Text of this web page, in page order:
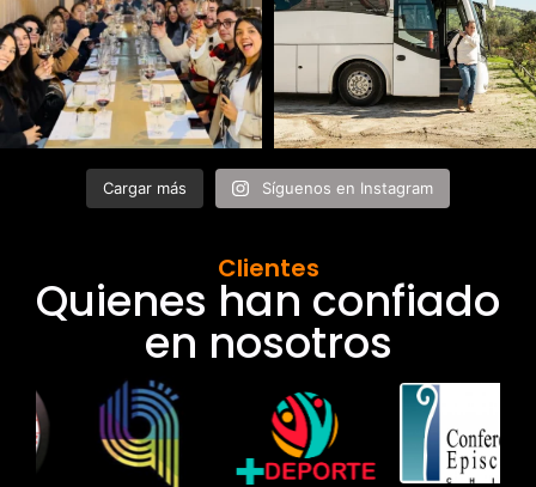
Cargar más Síguenos en Instagram
Clientes
Quienes han confiado
en nosotros